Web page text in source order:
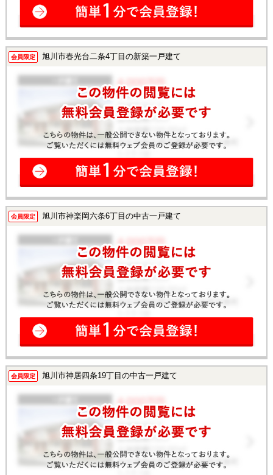
会員限定 旭川市春光台二条4丁目の新築一戸建て
会員限定 旭川市神楽岡六条6丁目の中古一戸建て
会員限定 旭川市神居四条19丁目の中古一戸建て